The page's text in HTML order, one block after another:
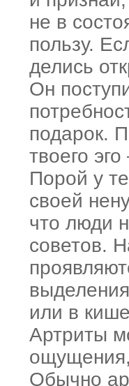
не в
пользу.
делись
Он
подарок.
твоего
Порой у
своей
что люди
советов.
или в
Артриты
ощущения,
Обычно